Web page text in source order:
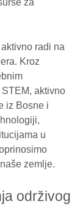
za
radi na
Kroz
aktivno
iz Bosne i
u
zemlje.
održivog